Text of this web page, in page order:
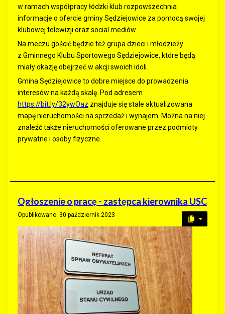
w ramach współpracy łódzki klub rozpowszechnia
informacje o ofercie gminy Sędziejowice za pomocą swojej
klubowej telewizji oraz social mediów.
Na meczu gościć będzie też grupa dzieci i młodzieży
z Gminnego Klubu Sportowego Sędziejowice, które będą
miały okazję obejrzeć w akcji swoich idoli.
Gmina Sędziejowice to dobre miejsce do prowadzenia
interesów na każdą skalę. Pod adresem
https://bit.ly/32ywOaz znajduje się stale aktualizowana
mapę nieruchomości na sprzedaż i wynajem. Można na niej
znaleźć także nieruchomości oferowane przez podmioty
prywatne i osoby fizyczne.
Ogłoszenie o pracę - zastępca kierownika USC
Opublikowano: 30 październik 2023